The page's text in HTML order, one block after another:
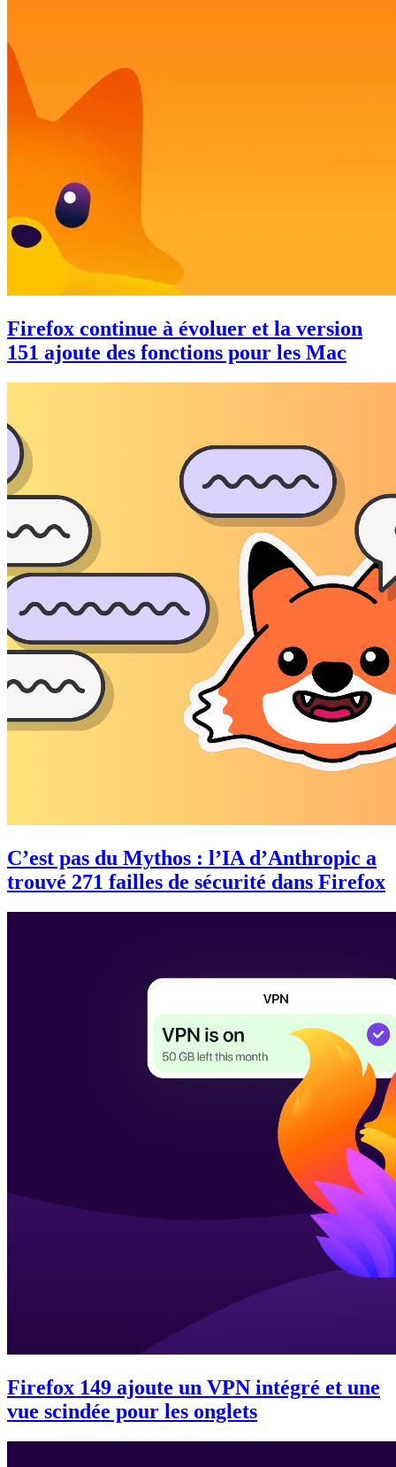
Firefox continue à évoluer et la version
151 ajoute des fonctions pour les Mac
C’est pas du Mythos : l’IA d’Anthropic a
trouvé 271 failles de sécurité dans Firefox
Firefox 149 ajoute un VPN intégré et une
vue scindée pour les onglets